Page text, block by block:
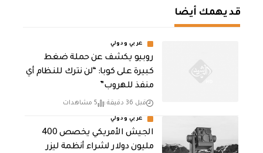
قد يهمك أيضا
عربي ودولي
روبيو يكشف عن حملة ضغط
كبيرة على كوبا: “لن نترك للنظام أي
منفذ للهروب”
قبل 36 دقيقة 5 مشاهدات
عربي ودولي
الجيش الأمريكي يخصص 400
مليون دولار لشراء أنظمة ليزر